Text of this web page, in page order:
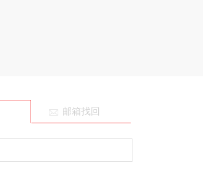
邮箱找回